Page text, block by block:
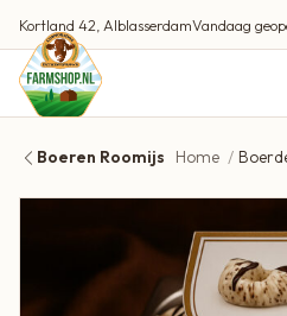
Kortland 42, AlblasserdamVandaag
Boeren Roomijs Home